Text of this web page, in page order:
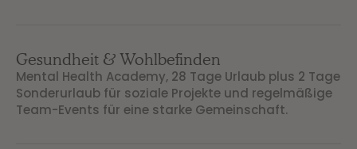
Gesundheit & Wohlbefinden
Mental Health Academy, 28 Tage Urlaub plus 2 Tage
Sonderurlaub für soziale Projekte und regelmäßige
Team-Events für eine starke Gemeinschaft.